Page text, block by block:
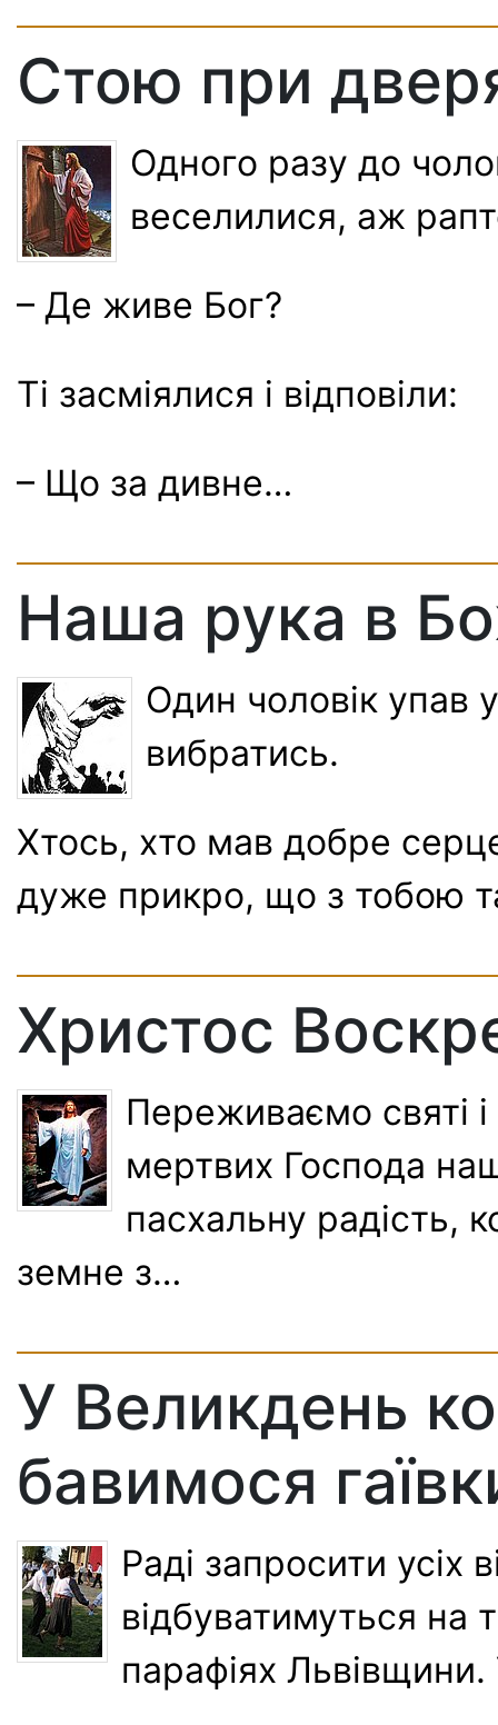
Стою при
Одного разу до
веселилися, аж
– Де живе Бог?
Ті засміялися і відповіли:
– Що за дивне…
Наша рука в
Один чоловік упав
вибратись.
Хтось, хто мав добре
дуже прикро, що з тобою
Христос
Переживаємо святі і
мертвих Господа
пасхальну радість,
земне з…
У Великдень
бавимося
Раді запросити усіх
відбуватимуться на
парафіях